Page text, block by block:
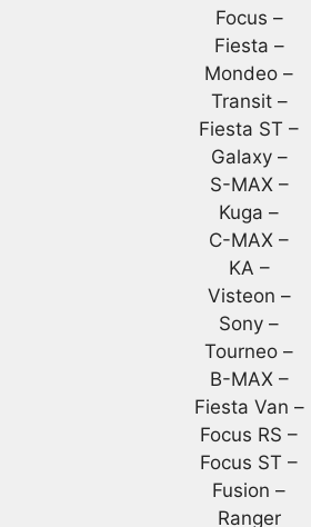
Focus –
Fiesta –
Mondeo –
Transit –
Fiesta ST –
Galaxy –
S-MAX –
Kuga –
C-MAX –
KA –
Visteon –
Sony –
Tourneo –
B-MAX –
Fiesta Van –
Focus RS –
Focus ST –
Fusion –
Ranger